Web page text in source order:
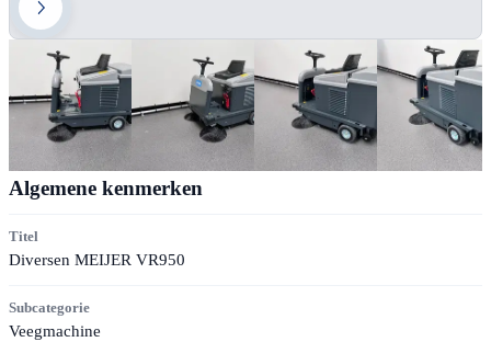
Algemene kenmerken
Titel
Diversen MEIJER VR950
Subcategorie
Veegmachine